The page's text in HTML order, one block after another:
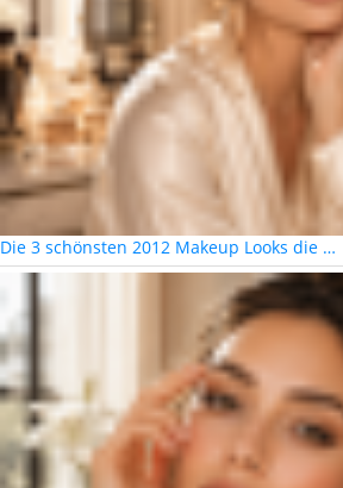
Die 3 schönsten 2012 Makeup Looks die …